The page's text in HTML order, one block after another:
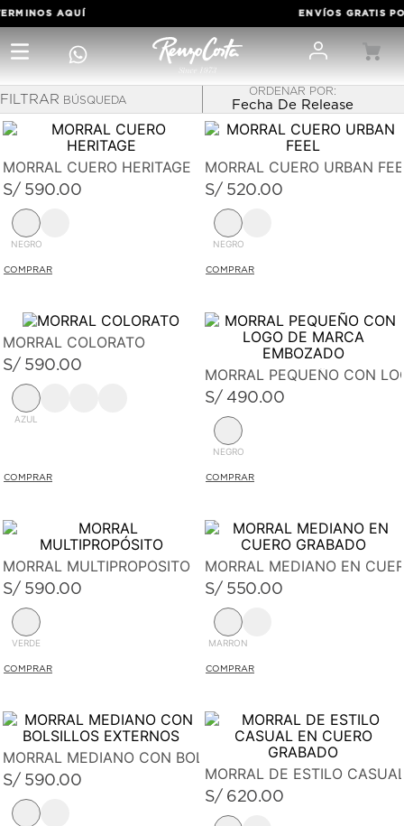
AQUÍ ENVÍOS GRATIS
MORRALES
que una billetera de cuero.
Fecha De Release
FILTRAR
MORRAL CUERO HERITAGE
S/ 590.00
NEGRO
MORRAL CUERO URBAN
S/ 520.00
NEGRO
MORRAL COLORATO
S/ 590.00
AZUL
MORRAL PEQUEÑO CON
S/ 490.00
NEGRO
MORRAL MULTIPROPÓSITO
S/ 590.00
VERDE
MORRAL MEDIANO EN
S/ 550.00
MARRON
MORRAL MEDIANO CON BOLSILLOS EXTERNOS
S/ 590.00 MORRAL DE ESTILO
S/ 620.00